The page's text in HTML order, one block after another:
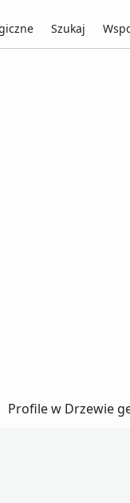
Szukaj
Profile w Drzewie